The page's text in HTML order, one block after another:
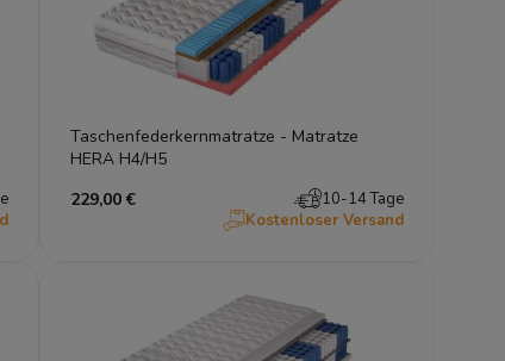
Taschenfederkernmatratze - Matratze
HERA H4/H5
229,00 €
10-14 Tage
Kostenloser Versand